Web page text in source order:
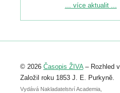
Podrobnější informace ke
Registrovat se můžete do 6.
abstraktu přihlášené
posteru je už 30. června.
... více aktualit ...
© 2026 Časopis ŽIVA– Rozhled
Založil roku 1853 J. E. Purkyně.
Vydává Nakladatelství Academia,